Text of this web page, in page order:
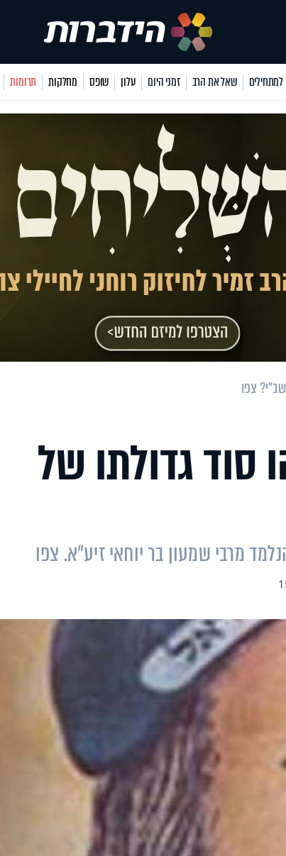
למתחילים שאל את הרב זמני היום עלון שופס מחלקות תרומות
צפו
סוד גדולתו של
מרבי שמעון בר יוחאי זיע"א. צפו